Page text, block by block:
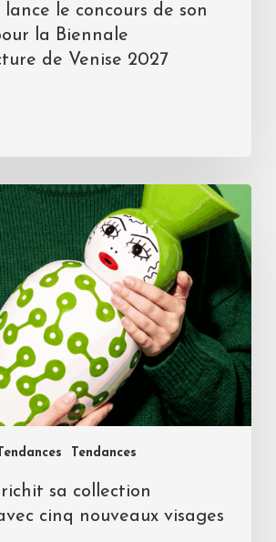
le concours de son
la Biennale
de Venise 2027
Tendances
sa collection
cinq nouveaux visages